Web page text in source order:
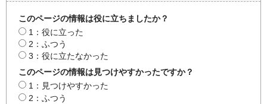
このページの情報は役に立ちましたか？
1：役に立った
2：ふつう
3：役に立たなかった
このページの情報は見つけやすかったですか？
1：見つけやすかった
2：ふつう